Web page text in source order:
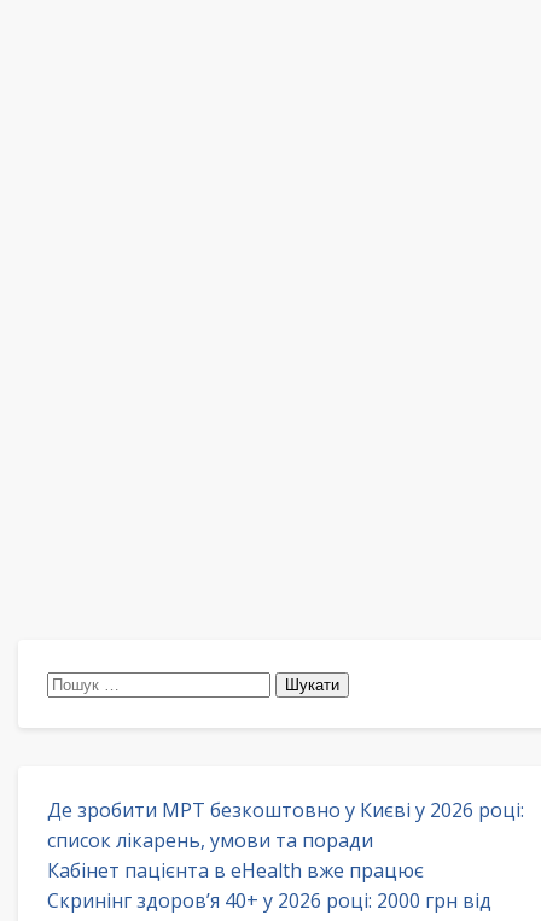
Пошук:
Де зробити МРТ безкоштовно у Києві у 2026 році:
список лікарень, умови та поради
Кабінет пацієнта в eHealth вже працює
Скринінг здоров’я 40+ у 2026 році: 2000 грн від